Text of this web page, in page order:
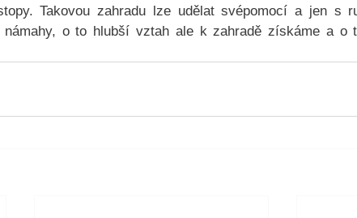
Takovou zahradu lze udělat svépomocí a jen s
o to hlubší vztah ale k zahradě získáme a o